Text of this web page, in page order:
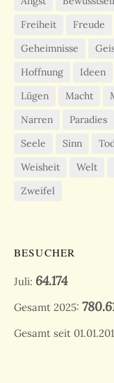
Freiheit
Freude
Geheimnisse
Hoffnung
Ideen
Lügen
Macht
Narren
Paradies
Seele
Sinn
Weisheit
Welt
Zweifel
BESUCHER
Juli: 64.174
Gesamt 2025:
Gesamt seit